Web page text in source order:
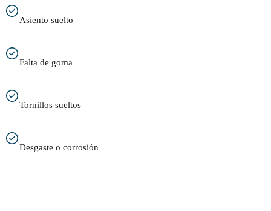
Asiento suelto
Falta de goma
Tornillos sueltos
Desgaste o corrosión